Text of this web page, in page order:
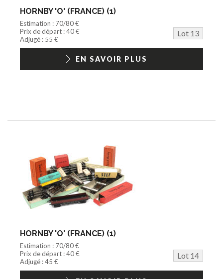
HORNBY 'O' (FRANCE) (1)
Estimation : 70/80 €
Prix de départ : 40 €
Lot 13
Adjugé : 55 €
EN SAVOIR PLUS
HORNBY 'O' (FRANCE) (1)
Estimation : 70/80 €
Prix de départ : 40 €
Lot 14
Adjugé : 45 €